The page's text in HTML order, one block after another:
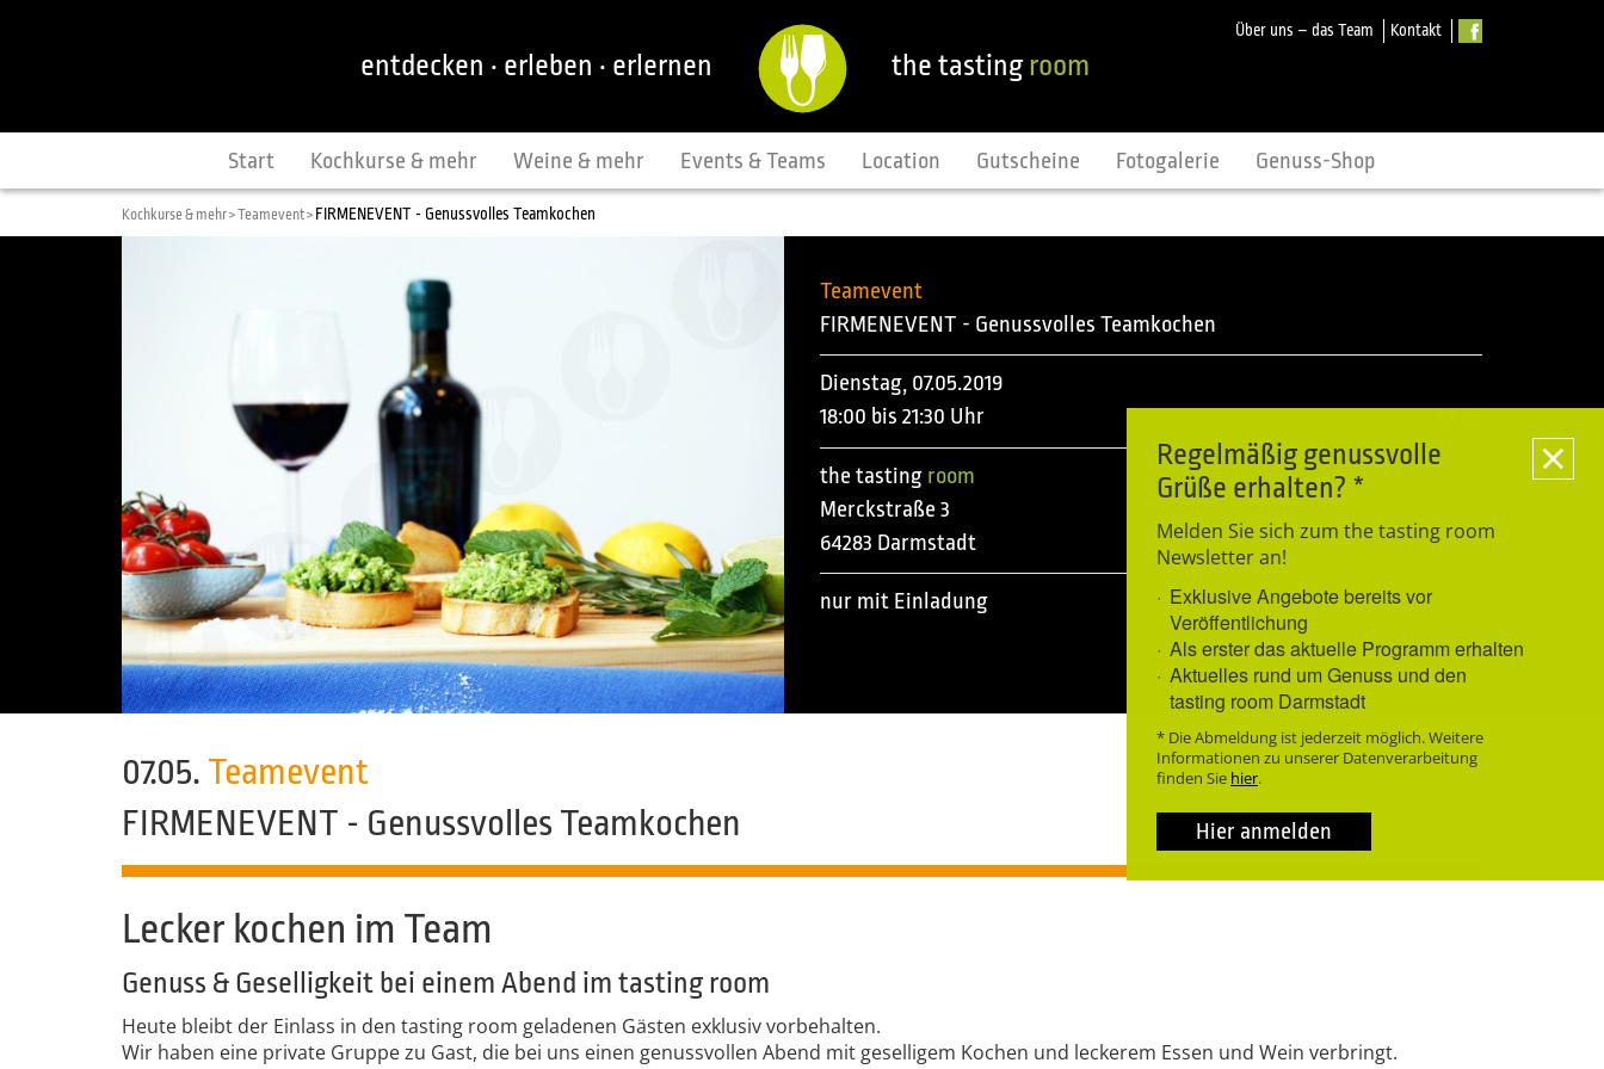
Über uns – das Team Kontakt
entdecken · erleben · erlernen the tastingroom
Start Kochkurse & mehr Weine & mehr Events & Teams Location Gutscheine Fotogalerie Genuss-Shop
Kochkurse & mehr >Teamevent > FIRMENEVENT - Genussvolles Teamkochen
Teamevent
FIRMENEVENT - Genussvolles Teamkochen
Dienstag, 07.05.2019
18:00 bis 21:30 Uhr
the tasting room
Merckstraße 3
64283 Darmstadt
nur mit Einladung
07.05. Teamevent
FIRMENEVENT - Genussvolles Teamkochen
Lecker kochen im Team
Genuss & Geselligkeit bei einem Abend im tasting room
Heute bleibt der Einlass in den tasting room geladenen Gästen exklusiv vorbehalten.
Wir haben eine private Gruppe zu Gast, die bei uns einen genussvollen Abend mit geselligem Kochen und leckerem Essen und Wein verbringt.
Regelmäßig genussvolle
Grüße erhalten? *
Melden Sie sich zum the tasting room
Newsletter an!
Exklusive Angebote bereits vor
Veröffentlichung
Als erster das aktuelle Programm erhalten
Aktuelles rund um Genuss und den
tasting room Darmstadt
* Die Abmeldung ist jederzeit möglich. Weitere
Informationen zu unserer Datenverarbeitung
finden Sie hier.
Hier anmelden